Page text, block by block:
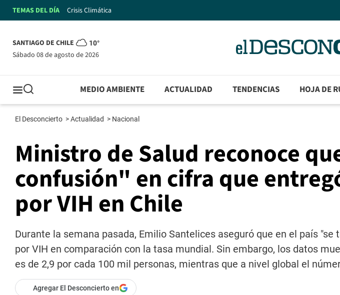
TEMAS DEL DÍA Crisis Climática
SANTIAGO DE CHILE 10°
sábado 08 de agosto de 2026
MEDIO AMBIENTE ACTUALIDAD TENDENCIAS HOJA DE
El Desconcierto >Actualidad > Nacional
Ministro de Salud reconoce
confusión" en cifra que
por VIH en Chile
Durante la semana pasada, Emilio Santelices aseguró que en el país
por VIH en comparación con la tasa mundial. Sin embargo, los datos
es de 2,9 por cada 100 mil personas, mientras que a nivel global el
Agregar El Desconcierto en